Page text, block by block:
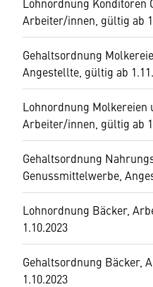
Arbeiter/innen, gültig ab
Gehaltsordnung
Angestellte, gültig ab
Lohnordnung Molkereien
Arbeiter/innen, gültig ab
Gehaltsordnung
Genussmittelwerbe,
Lohnordnung Bäcker,
1.10.2023
Gehaltsordnung Bäcker,
1.10.2023